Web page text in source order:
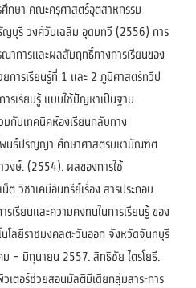
ศึกษา คณะครุศาสตร์อุตสาหกรรม
ญบุรี วงศ์วันเฉลิม อุดมทวี (2556) การ
าการและผลสัมฤทธิ์ทางการเรียนของ
ารเรียนรู้ที่ 1 และ 2 ภูมิศาสตร์ทวีป
ารเรียนรู้ แบบใช้ปัญหาเป็นฐาน
กับเทคนิคห้องเรียนกลับทาง
นธ์ปริญญา ศึกษาศาสตรมหาบัณฑิต
งษ์. (2554). ผลของการใช้
ต วิชาเคมีอินทรีย์เรื่อง สารประกอบ
เรียนและความคงทนในการเรียนรู้ ของ
โลยีราชมงคลตะวันออก จังหวัดจันทบุรี
- มิถุนายน 2557. สิทธิชัย ไตรโยธี.
ตอร์ช่วยสอนมัลติมีเดียกลุ่มสาระการ